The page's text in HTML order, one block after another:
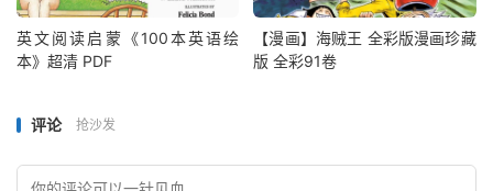
英文阅读启蒙《100本英语绘
本》超清 PDF
【漫画】海贼王 全彩版漫画珍藏
版 全彩91卷
评论 抢沙发